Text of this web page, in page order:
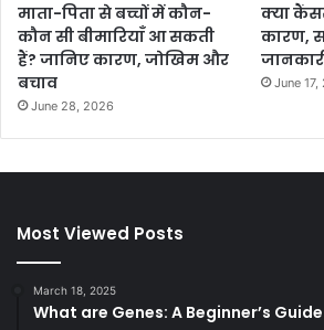
माता-पिता से बच्चों में कौन-
कौन सी बीमारियाँ आ सकती
हैं? जानिए कारण, जोखिम और
बचाव
June 28, 2026
क्या
कारण,
June
Most Viewed Posts
March 18, 2025
What are Genes: A Beginner’s